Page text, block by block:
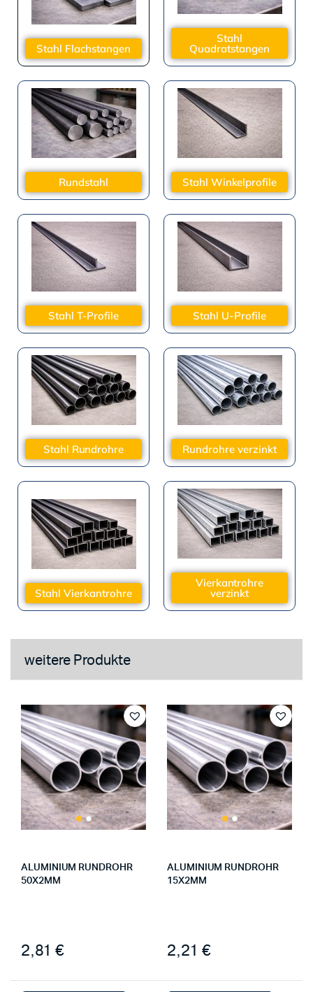
Stahl Flachstangen
Stahl
Quadratstangen
Rundstahl Stahl Winkelprofile
Stahl T-Profile Stahl U-Profile
Stahl Rundrohre Rundrohre verzinkt
Stahl Vierkantrohre
Vierkantrohre
verzinkt
weitere Produkte
ALUMINIUM RUNDROHR
50X2MM
2,81 €
ALUMINIUM RUNDROHR
15X2MM
2,21 €